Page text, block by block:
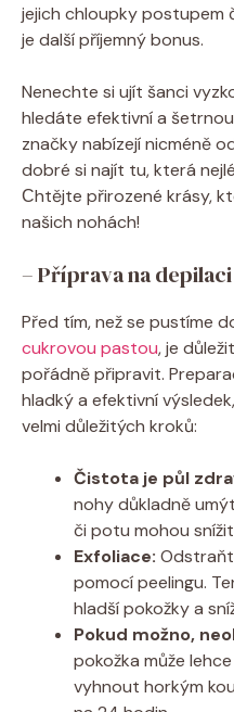
jejich chloupky postupem
je další příjemný bonus.
Nenechte si ujít šanci
hledáte efektivní a
značky nabízejí nicméně
dobré si najít tu, která
Сhtějte přirozené krásy,
našich nohách!
– Příprava na
Před tím, než se pustíme
cukrovou pastou, je
pořádně připravit.
hladký a efektivní
velmi důležitých kroků:
Čistota je půl
nohy důkladně
či potu mohou
Exfoliace:
pomocí peelingu.
hladší pokožky a
Pokud možno,
pokožka může
vyhnout horkým